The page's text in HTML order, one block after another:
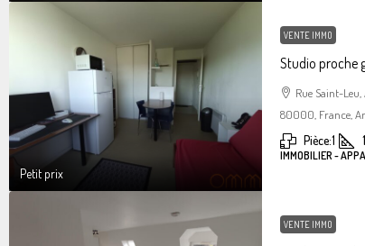
Petit prix
VENTE IMMO
Studio proche
Rue Saint-
80000, France,
Pièce:1
IMMOBILIER -
VENTE IMMO